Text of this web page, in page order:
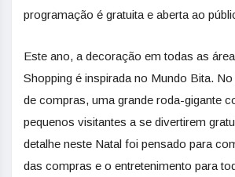
programação é gratuita e aberta ao
Este ano, a decoração em todas as
Shopping é inspirada no Mundo Bita.
de compras, uma grande roda-gigante
pequenos visitantes a se divertirem
detalhe neste Natal foi pensado para
das compras e o entretenimento para